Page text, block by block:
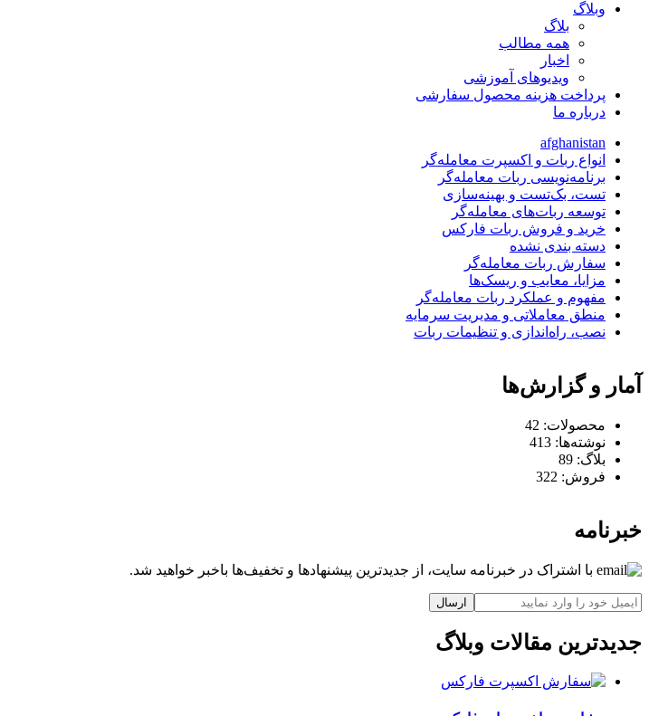
وبلاگ
بلاگ
همه مطالب
اخبار
ویدیوهای آموزشی
پرداخت هزینه محصول سفارشی
درباره ما
afghanistan
انواع ربات و اکسپرت معامله‌گر
برنامه‌نویسی ربات معامله‌گر
تست، بک‌تست و بهینه‌سازی
توسعه ربات‌های معامله‌گر
خرید و فروش ربات فارکس
دسته بندی نشده
سفارش ربات معامله‌گر
مزایا، معایب و ریسک‌ها
مفهوم و عملکرد ربات معامله‌گر
منطق معاملاتی و مدیریت سرمایه
نصب، راه‌اندازی و تنظیمات ربات
آمار و گزارش‌ها
محصولات: 42
نوشته‌ها: 413
بلاگ: 89
فروش: 322
خبرنامه
با اشتراک در خبرنامه سایت، از جدیدترین پیشنهادها و تخفیف‌ها باخبر خواهید شد.
ارسال
جدیدترین مقالات وبلاگ